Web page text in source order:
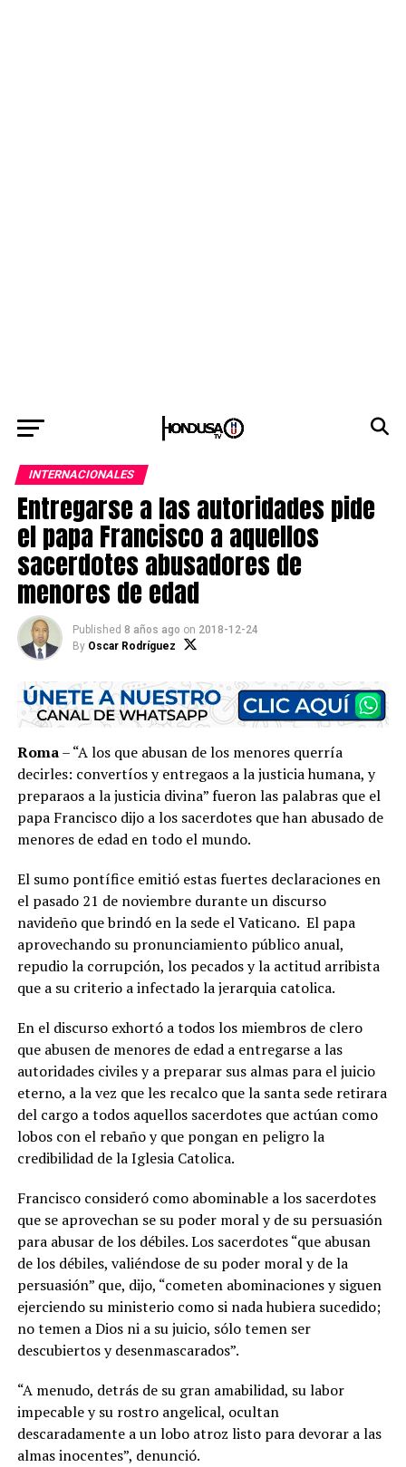
INTERNACIONALES
Entregarse a las autoridades pide
el papa Francisco a aquellos
sacerdotes abusadores de
menores de edad
Published 8 años ago on 2018-12-24
By Oscar Rodríguez
Roma– “A los que abusan de los menores querría
decirles: convertíos y entregaos a la justicia humana, y
preparaos a la justicia divina” fueron las palabras que el
papa Francisco dijo a los sacerdotes que han abusado de
menores de edad en todo el mundo.
El sumo pontífice emitió estas fuertes declaraciones en
el pasado 21 de noviembre durante un discurso
navideño que brindó en la sede el Vaticano. El papa
aprovechando su pronunciamiento público anual,
repudio la corrupción, los pecados y la actitud arribista
que a su criterio a infectado la jerarquia catolica.
En el discurso exhortó a todos los miembros de clero
que abusen de menores de edad a entregarse a las
autoridades civiles y a preparar sus almas para el juicio
eterno, a la vez que les recalco que la santa sede retirara
del cargo a todos aquellos sacerdotes que actúan como
lobos con el rebaño y que pongan en peligro la
credibilidad de la Iglesia Catolica.
Francisco consideró como abominable a los sacerdotes
que se aprovechan se su poder moral y de su persuasión
para abusar de los débiles. Los sacerdotes “que abusan
de los débiles, valiéndose de su poder moral y de la
persuasión” que, dijo, “cometen abominaciones y siguen
ejerciendo su ministerio como si nada hubiera sucedido;
no temen a Dios ni a su juicio, sólo temen ser
descubiertos y desenmascarados”.
“A menudo, detrás de su gran amabilidad, su labor
impecable y su rostro angelical, ocultan
descaradamente a un lobo atroz listo para devorar a las
almas inocentes”, denunció.